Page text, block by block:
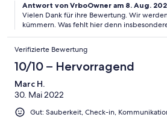
Antwort von VrboOwner am 8. Aug.
Vielen Dank für ihre Bewertung. Wir
kümmern. Was fehlt hier denn
Verifizierte Bewertung
10/10 – Hervorragend
Marc H.
30. Mai 2022
Gut: Sauberkeit, Check-in,